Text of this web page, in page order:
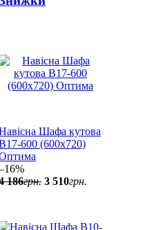
Шафа кутова
600 (600x720)
186грн. 3 510грн.